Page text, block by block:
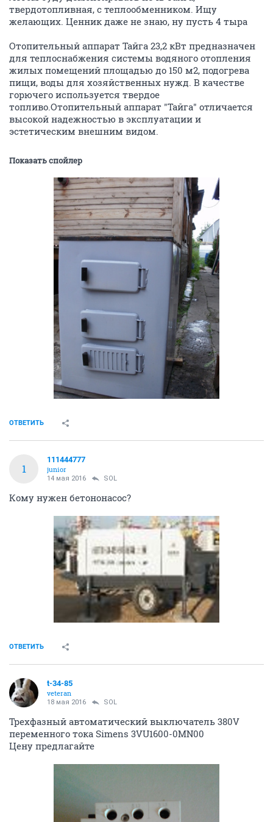
твердотопливная, с теплообменником. Ищу
желающих. Ценник даже не знаю, ну пусть 4 тыра
Отопительный аппарат Тайга 23,2 кВт предназначен
для теплоснабжения системы водяного отопления
жилых помещений площадью до 150 м2, подогрева
пищи, воды для хозяйственных нужд. В качестве
горючего используется твердое
топливо.Отопительный аппарат "Тайга" отличается
высокой надежностью в эксплуатации и
эстетическим внешним видом.
Показать спойлер
ОТВЕТИТЬ
1
111444777
junior
14 мая 2016 SOL
Кому нужен бетононасос?
ОТВЕТИТЬ
t-34-85
veteran
18 мая 2016 SOL
Трехфазный автоматический выключатель 380V
переменного тока Simens 3VU1600-0MN00
Цену предлагайте